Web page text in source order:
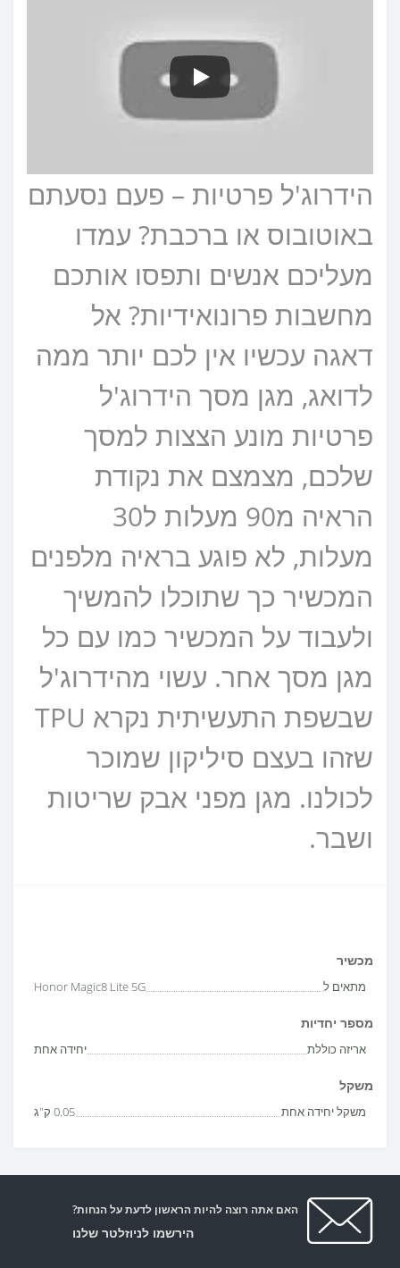
הידרוג'ל פרטיות – פעם נסעתם
באוטובוס או ברכבת? עמדו
מעליכם אנשים ותפסו אותכם
מחשבות פרונואידיות? אל
דאגה עכשיו אין לכם יותר ממה
לדואג, מגן מסך הידרוג'ל
פרטיות מונע הצצות למסך
שלכם, מצמצם את נקודת
הראיה מ90 מעלות ל30
מעלות, לא פוגע בראיה מלפנים
המכשיר כך שתוכלו להמשיך
ולעבוד על המכשיר כמו עם כל
מגן מסך אחר. עשוי מהידרוג'ל
שבשפת התעשיתית נקרא TPU
שזהו בעצם סיליקון שמוכר
לכולנו. מגן מפני אבק שריטות
ושבר.
מכשיר
מתאים ל Honor Magic8 Lite 5G
מספר יחדיות
אריזה כוללת יחידה אחת
משקל
משקל יחידה אחת 0.05 ק"ג
האם אתה רוצה להיות הראשון לדעת על הנחות?
הירשמו לניוזלטר שלנו